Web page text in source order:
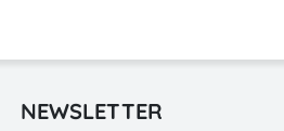
NEWSLETTER